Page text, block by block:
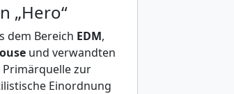
„Hero“
dem Bereich EDM,
und verwandten
Primärquelle zur
Einordnung